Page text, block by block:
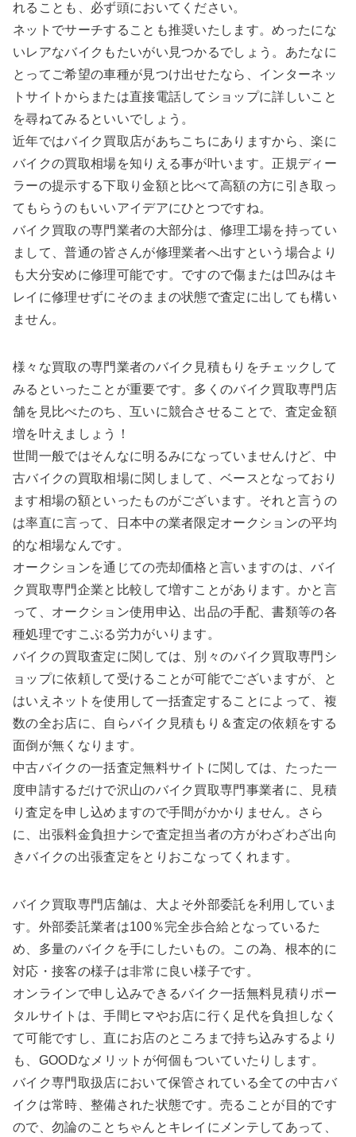
れることも、必ず頭においてください。
ネットでサーチすることも推奨いたします。めったにな
いレアなバイクもたいがい見つかるでしょう。あたなに
とってご希望の車種が見つけ出せたなら、インターネッ
トサイトからまたは直接電話してショップに詳しいこと
を尋ねてみるといいでしょう。
近年ではバイク買取店があちこちにありますから、楽に
バイクの買取相場を知りえる事が叶います。正規ディー
ラーの提示する下取り金額と比べて高額の方に引き取っ
てもらうのもいいアイデアにひとつですね。
バイク買取の専門業者の大部分は、修理工場を持ってい
まして、普通の皆さんが修理業者へ出すという場合より
も大分安めに修理可能です。ですので傷または凹みはキ
レイに修理せずにそのままの状態で査定に出しても構い
ません。
様々な買取の専門業者のバイク見積もりをチェックして
みるといったことが重要です。多くのバイク買取専門店
舗を見比べたのち、互いに競合させることで、査定金額
増を叶えましょう！
世間一般ではそんなに明るみになっていませんけど、中
古バイクの買取相場に関しまして、ベースとなっており
ます相場の額といったものがございます。それと言うの
は率直に言って、日本中の業者限定オークションの平均
的な相場なんです。
オークションを通じての売却価格と言いますのは、バイ
ク買取専門企業と比較して増すことがあります。かと言
って、オークション使用申込、出品の手配、書類等の各
種処理ですこぶる労力がいります。
バイクの買取査定に関しては、別々のバイク買取専門シ
ョップに依頼して受けることが可能でございますが、と
はいえネットを使用して一括査定することによって、複
数の全お店に、自らバイク見積もり＆査定の依頼をする
面倒が無くなります。
中古バイクの一括査定無料サイトに関しては、たった一
度申請するだけで沢山のバイク買取専門事業者に、見積
り査定を申し込めますので手間がかかりません。さら
に、出張料金負担ナシで査定担当者の方がわざわざ出向
きバイクの出張査定をとりおこなってくれます。
バイク買取専門店舗は、大よそ外部委託を利用していま
す。外部委託業者は100％完全歩合給となっているた
め、多量のバイクを手にしたいもの。この為、根本的に
対応・接客の様子は非常に良い様子です。
オンラインで申し込みできるバイク一括無料見積りポー
タルサイトは、手間ヒマやお店に行く足代を負担しなく
て可能ですし、直にお店のところまで持ち込みするより
も、GOODなメリットが何個もついていたりします。
バイク専門取扱店において保管されている全ての中古バ
イクは常時、整備された状態です。売ることが目的です
ので、勿論のことちゃんとキレイにメンテしてあって、